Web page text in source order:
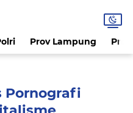
Prov Lampung
Pornografi